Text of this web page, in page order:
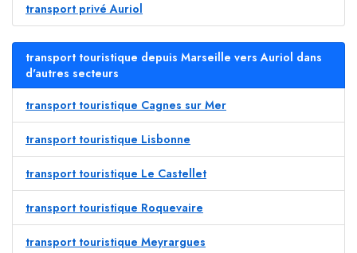
transport privé Auriol
transport touristique depuis Marseille vers Auriol dans
d'autres secteurs
transport touristique Cagnes sur Mer
transport touristique Lisbonne
transport touristique Le Castellet
transport touristique Roquevaire
transport touristique Meyrargues